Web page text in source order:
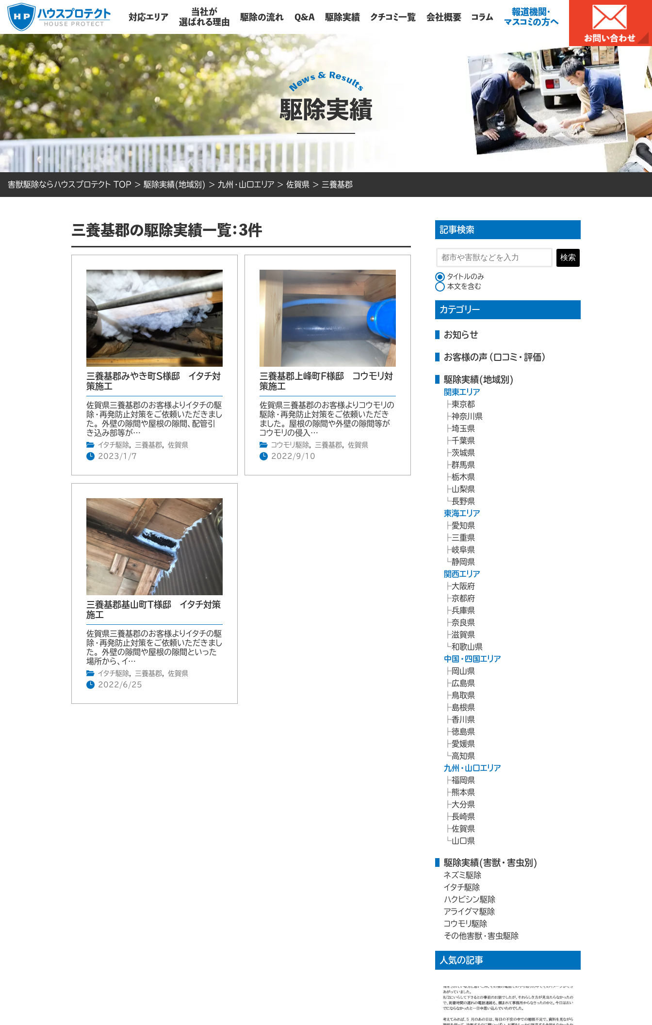
対応エリア
当社が
選ばれる理由
駆除の流れ Q&A 駆除実績 クチコミ一覧 会社概要 コラム
報道機関・
マスコミの方へ
駆除実績
害獣駆除ならハウスプロテクト TOP > 駆除実績(地域別) > 九州・山口エリア > 佐賀県 > 三養基郡
三養基郡の駆除実績一覧：3件
三養基郡みやき町S様邸 イタチ対
策施工
佐賀県三養基郡のお客様よりイタチの駆
除・再発防止対策をご依頼いただきまし
た。 外壁の隙間や屋根の隙間、配管引
き込み部等が…
イタチ駆除, 三養基郡,
佐賀県
2023/1/7
三養基郡上峰町F様邸 コウモリ対
策施工
佐賀県三養基郡のお客様よりコウモリの
駆除・再発防止対策をご依頼いただき
ました。 屋根の隙間や外壁の隙間等が
コウモリの侵入…
コウモリ駆除, 三養基郡,
佐賀県
2022/9/10
三養基郡基山町T様邸 イタチ対策
施工
佐賀県三養基郡のお客様よりイタチの駆
除・再発防止対策をご依頼いただきまし
た。 外壁の隙間や屋根の隙間といった
場所から、イ…
イタチ駆除, 三養基郡,
佐賀県
2022/6/25
記事検索
検索
検索対象
タイトルのみ
本文を含む
カテゴリー
お知らせ
お客様の声（口コミ・評価）
駆除実績(地域別)
関東エリア
東京都
神奈川県
埼玉県
千葉県
茨城県
群馬県
栃木県
山梨県
長野県
東海エリア
愛知県
三重県
岐阜県
静岡県
関西エリア
大阪府
京都府
兵庫県
奈良県
滋賀県
和歌山県
中国・四国エリア
岡山県
広島県
鳥取県
島根県
香川県
徳島県
愛媛県
高知県
九州・山口エリア
福岡県
熊本県
大分県
長崎県
佐賀県
山口県
駆除実績(害獣・害虫別)
ネズミ駆除
イタチ駆除
ハクビシン駆除
アライグマ駆除
コウモリ駆除
その他害獣・害虫駆除
人気の記事